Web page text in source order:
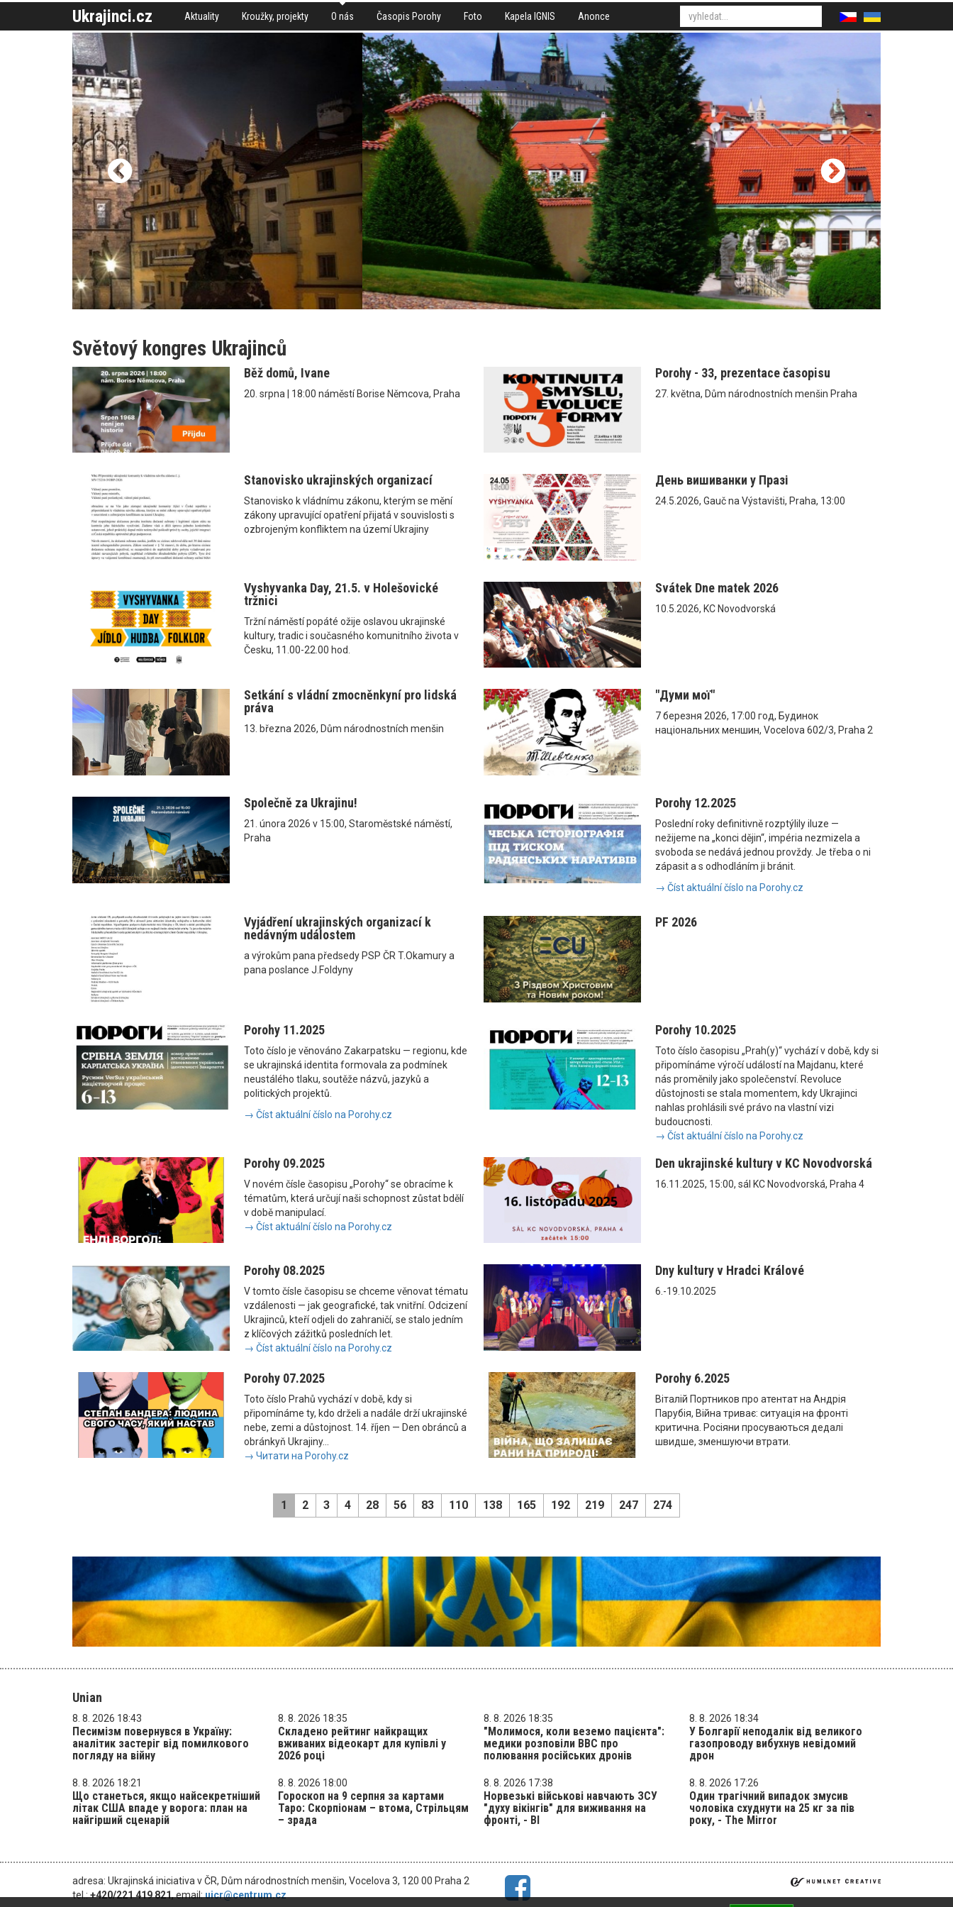
Ukrajinci.cz Aktuality Kroužky, projekty O nás Časopis Porohy Foto Kapela IGNIS Anonce
Světový kongres Ukrajinců
Běž domů, Ivane
20. srpna | 18:00 náměstí Borise Němcova, Praha
Porohy - 33, prezentace časopisu
27. května, Dům národnostních menšin Praha
Stanovisko ukrajinských organizací
Stanovisko k vládnímu zákonu, kterým se mění
zákony upravující opatření přijatá v souvislosti s
ozbrojeným konfliktem na území Ukrajiny
День вишиванки у Празі
24.5.2026, Gauč na Výstavišti, Praha, 13:00
Vyshyvanka Day, 21.5. v Holešovické
tržnici
Tržní náměstí popáté ožije oslavou ukrajinské
kultury, tradic i současného komunitního života v
Česku, 11.00-22.00 hod.
Svátek Dne matek 2026
10.5.2026, KC Novodvorská
Setkání s vládní zmocněnkyní pro lidská
práva
13. března 2026, Dům národnostních menšin
"Думи мої"
7 березня 2026, 17:00 год, Будинок
національних меншин, Vocelova 602/3, Praha 2
Společně za Ukrajinu!
21. února 2026 v 15:00, Staroměstské náměstí,
Praha
Porohy 12.2025
Poslední roky definitivně rozptýlily iluze —
nežijeme na „konci dějin“, impéria nezmizela a
svoboda se nedává jednou provždy. Je třeba o ni
zápasit a s odhodláním ji bránit.
→ Číst aktuální číslo na Porohy.cz
Vyjádření ukrajinských organizací k
nedávným událostem
a výrokům pana předsedy PSP ČR T.Okamury a
pana poslance J.Foldyny
PF 2026
Porohy 11.2025
Toto číslo je věnováno Zakarpatsku — regionu, kde
se ukrajinská identita formovala za podmínek
neustálého tlaku, soutěže názvů, jazyků a
politických projektů.
→ Číst aktuální číslo na Porohy.cz
Porohy 10.2025
Toto číslo časopisu „Prah(y)“ vychází v době, kdy si
připomínáme výročí událostí na Majdanu, které
nás proměnily jako společenství. Revoluce
důstojnosti se stala momentem, kdy Ukrajinci
nahlas prohlásili své právo na vlastní vizi
budoucnosti.
→ Číst aktuální číslo na Porohy.cz
Porohy 09.2025
V novém čísle časopisu „Porohy“ se obracíme k
tématům, která určují naši schopnost zůstat bdělí
v době manipulací.
→ Číst aktuální číslo na Porohy.cz
Den ukrajinské kultury v KC Novodvorská
16.11.2025, 15:00, sál KC Novodvorská, Praha 4
Porohy 08.2025
V tomto čísle časopisu se chceme věnovat tématu
vzdálenosti — jak geografické, tak vnitřní. Odcizení
Ukrajinců, kteří odjeli do zahraničí, se stalo jedním
z klíčových zážitků posledních let.
→ Číst aktuální číslo na Porohy.cz
Dny kultury v Hradci Králové
6.-19.10.2025
Porohy 07.2025
Toto číslo Prahů vychází v době, kdy si
připomínáme ty, kdo drželi a nadále drží ukrajinské
nebe, zemi a důstojnost. 14. říjen — Den obránců a
obránkyň Ukrajiny...
→ Читати на Porohy.cz
Porohy 6.2025
Віталій Портников про атентат на Андрія
Парубія, Війна триває: ситуація на фронті
критична. Росіяни просуваються дедалі
швидше, зменшуючи втрати.
1 2 3 4 28 56 83 110 138 165 192 219 247 274
Unian
8. 8. 2026 18:43
Песимізм повернувся в Україну:
аналітик застеріг від помилкового
погляду на війну
8. 8. 2026 18:35
Складено рейтинг найкращих
вживаних відеокарт для купівлі у
2026 році
8. 8. 2026 18:35
"Молимося, коли веземо пацієнта":
медики розповіли BBC про
полювання російських дронів
8. 8. 2026 18:34
У Болгарії неподалік від великого
газопроводу вибухнув невідомий
дрон
8. 8. 2026 18:21
Що станеться, якщо найсекретніший
літак США впаде у ворога: план на
найгірший сценарій
8. 8. 2026 18:00
Гороскоп на 9 серпня за картами
Таро: Скорпіонам – втома, Стрільцям
– зрада
8. 8. 2026 17:38
Норвезькі військові навчають ЗСУ
"духу вікінгів" для виживання на
фронті, - BI
8. 8. 2026 17:26
Один трагічний випадок змусив
чоловіка схуднути на 25 кг за пів
року, - The Mirror
adresa: Ukrajinská iniciativa v ČR, Dům národnostních menšin, Vocelova 3, 120 00 Praha 2
tel.:+420/221 419 821, email:uicr@centrum.cz